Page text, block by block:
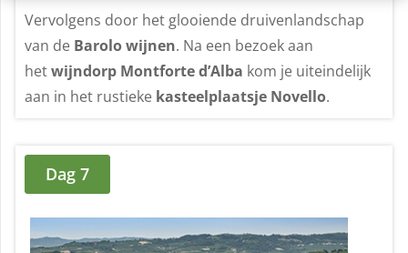
Vervolgens door het glooiende druivenlandschap
van de Barolo wijnen. Na een bezoek aan
hetwijndorp Montforte d’Alba kom je uiteindelijk
aan in het rustieke kasteelplaatsje Novello.
Dag 7